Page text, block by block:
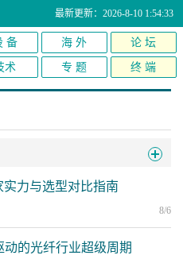
最新更新：2026-8-10 1:54:33
备 海 外 论 坛
术 专 题 终 端
力与选型对比指南
8/6
的光纤行业超级周期